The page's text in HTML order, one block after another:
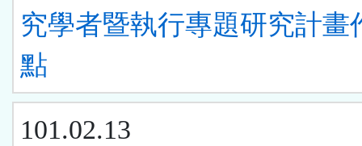
究學者暨執行專題研究計畫
點
101.02.13